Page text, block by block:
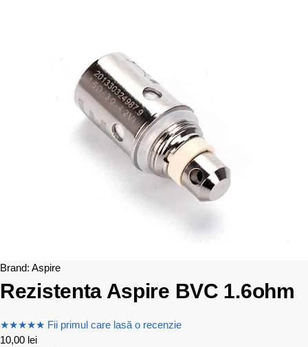
Brand: Aspire
Rezistenta Aspire BVC 1.6ohm
★★★★★ Fii primul care lasă o recenzie
10,00 lei